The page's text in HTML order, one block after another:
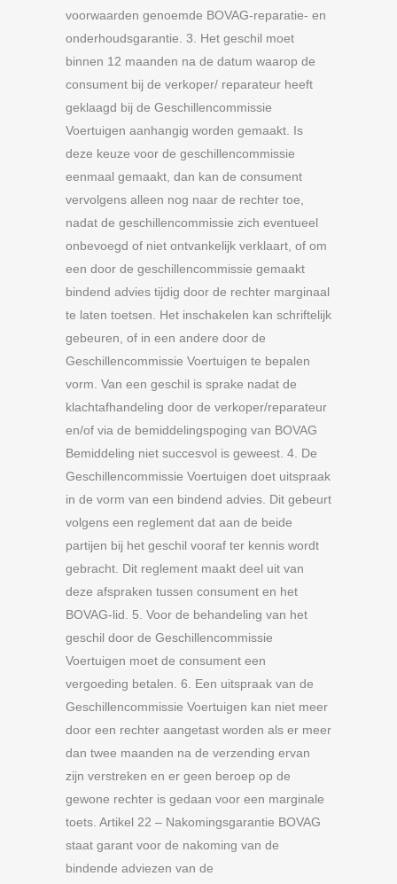
voorwaarden genoemde BOVAG-reparatie- en
onderhoudsgarantie. 3. Het geschil moet
binnen 12 maanden na de datum waarop de
consument bij de verkoper/ reparateur heeft
geklaagd bij de Geschillencommissie
Voertuigen aanhangig worden gemaakt. Is
deze keuze voor de geschillencommissie
eenmaal gemaakt, dan kan de consument
vervolgens alleen nog naar de rechter toe,
nadat de geschillencommissie zich eventueel
onbevoegd of niet ontvankelijk verklaart, of om
een door de geschillencommissie gemaakt
bindend advies tijdig door de rechter marginaal
te laten toetsen. Het inschakelen kan schriftelijk
gebeuren, of in een andere door de
Geschillencommissie Voertuigen te bepalen
vorm. Van een geschil is sprake nadat de
klachtafhandeling door de verkoper/reparateur
en/of via de bemiddelingspoging van BOVAG
Bemiddeling niet succesvol is geweest. 4. De
Geschillencommissie Voertuigen doet uitspraak
in de vorm van een bindend advies. Dit gebeurt
volgens een reglement dat aan de beide
partijen bij het geschil vooraf ter kennis wordt
gebracht. Dit reglement maakt deel uit van
deze afspraken tussen consument en het
BOVAG-lid. 5. Voor de behandeling van het
geschil door de Geschillencommissie
Voertuigen moet de consument een
vergoeding betalen. 6. Een uitspraak van de
Geschillencommissie Voertuigen kan niet meer
door een rechter aangetast worden als er meer
dan twee maanden na de verzending ervan
zijn verstreken en er geen beroep op de
gewone rechter is gedaan voor een marginale
toets. Artikel 22 – Nakomingsgarantie BOVAG
staat garant voor de nakoming van de
bindende adviezen van de